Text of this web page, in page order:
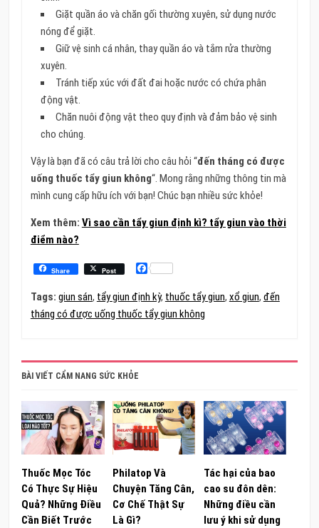
Giặt quần áo và chăn gối thường xuyên, sử dụng nước
nóng để giặt.
Giữ vệ sinh cá nhân, thay quần áo và tắm rửa thường
xuyên.
Tránh tiếp xúc với đất đai hoặc nước có chứa phân
động vật.
Chăn nuôi động vật theo quy định và đảm bảo vệ sinh
cho chúng.
Vậy là bạn đã có câu trả lời cho câu hỏi “đến tháng có được
uống thuốc tẩy giun không“. Mong rằng những thông tin mà
mình cung cấp hữu ích với bạn! Chúc bạn nhiều sức khỏe!
Xem thêm: Vì sao cần tẩy giun định kì? tẩy giun vào thời
điểm nào?
Share Post Facebook
Tags: giun sán, tẩy giun định kỳ, thuốc tẩy giun, xổ giun, đến
tháng có được uống thuốc tẩy giun không
BÀI VIẾT CẨM NANG SỨC KHỎE
Thuốc Mọc Tóc
Có Thực Sự Hiệu
Quả? Những Điều
Cần Biết Trước
Philatop Và
Chuyện Tăng Cân,
Cơ Chế Thật Sự
Là Gì?
Tác hại của bao
cao su đôn dên:
Những điều cần
lưu ý khi sử dụng